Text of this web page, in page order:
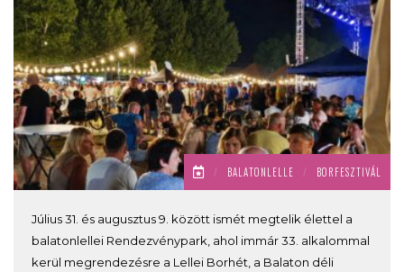
/ BALATONLELLE / BORFESZTIVÁL
Július 31. és augusztus 9. között ismét megtelik élettel a
balatonlellei Rendezvénypark, ahol immár 33. alkalommal
kerül megrendezésre a Lellei Borhét, a Balaton déli